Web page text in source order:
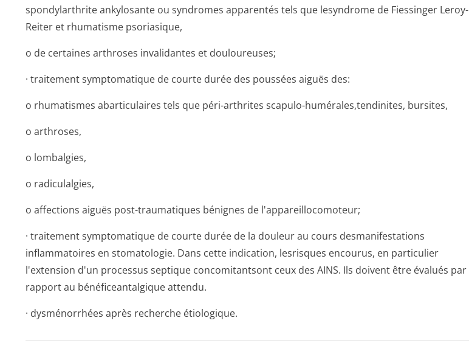
spondylarthrite ankylosante ou syndromes apparentés tels que lesyndrome de Fiessinger Leroy-
Reiter et rhumatisme psoriasique,
o de certaines arthroses invalidantes et douloureuses;
· traitement symptomatique de courte durée des poussées aiguës des:
o rhumatismes abarticulaires tels que péri-arthrites scapulo-humérales,ten­dinites, bursites,
o arthroses,
o lombalgies,
o radiculalgies,
o affections aiguës post-traumatiques bénignes de l'appareilloco­moteur;
· traitement symptomatique de courte durée de la douleur au cours desmanifestations
inflammatoires en stomatologie. Dans cette indication, lesrisques encourus, en particulier
l'extension d'un processus septique concomitantsont ceux des AINS. Ils doivent être évalués par
rapport au bénéficeantalgique attendu.
· dysménorrhées après recherche étiologique.